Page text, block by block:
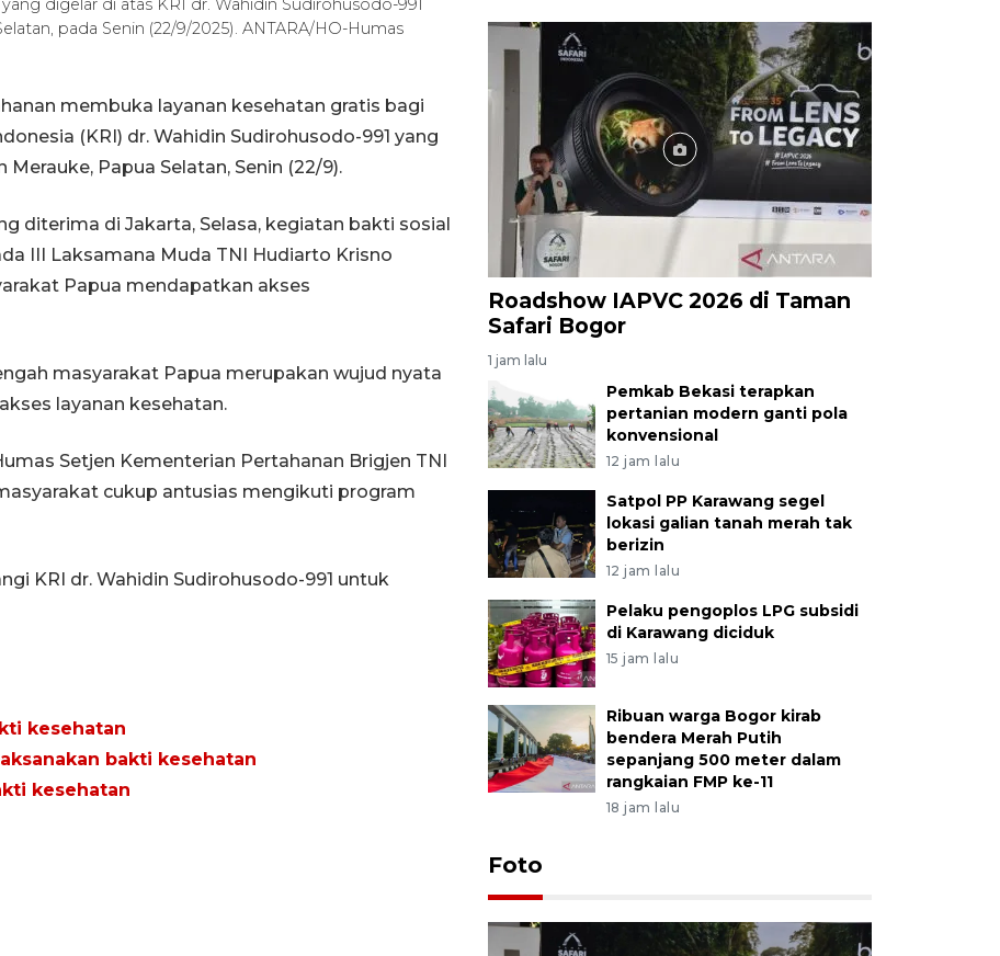
digelar di atas KRI dr. Wahidin Sudirohusodo-991
pada Senin (22/9/2025). ANTARA/HO-Humas
membuka layanan kesehatan gratis bagi
(KRI) dr. Wahidin Sudirohusodo-991 yang
Papua Selatan, Senin (22/9).
diterima di Jakarta, Selasa, kegiatan bakti sosial
III Laksamana Muda TNI Hudiarto Krisno
Papua mendapatkan akses
masyarakat Papua merupakan wujud nyata
layanan kesehatan.
Setjen Kementerian Pertahanan Brigjen TNI
cukup antusias mengikuti program
KRI dr. Wahidin Sudirohusodo-991 untuk
kesehatan
bakti kesehatan
kesehatan
Roadshow IAPVC 2026 di Taman
Safari Bogor
1 jam lalu
Pemkab Bekasi terapkan
pertanian modern ganti pola
konvensional
12 jam lalu
Satpol PP Karawang segel
lokasi galian tanah merah tak
berizin
12 jam lalu
Pelaku pengoplos LPG subsidi
di Karawang diciduk
15 jam lalu
Ribuan warga Bogor kirab
bendera Merah Putih
sepanjang 500 meter dalam
rangkaian FMP ke-11
18 jam lalu
Foto